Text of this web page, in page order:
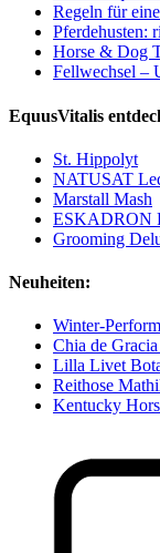
Regeln für
Pferdehusten:
Horse & Dog
Fellwechsel –
EquusVitalis
St. Hippolyt
NATUSAT
Marstall Mash
ESKADRON
Grooming
Neuheiten:
Winter-
Chia de
Lilla Livet
Reithose
Kentucky